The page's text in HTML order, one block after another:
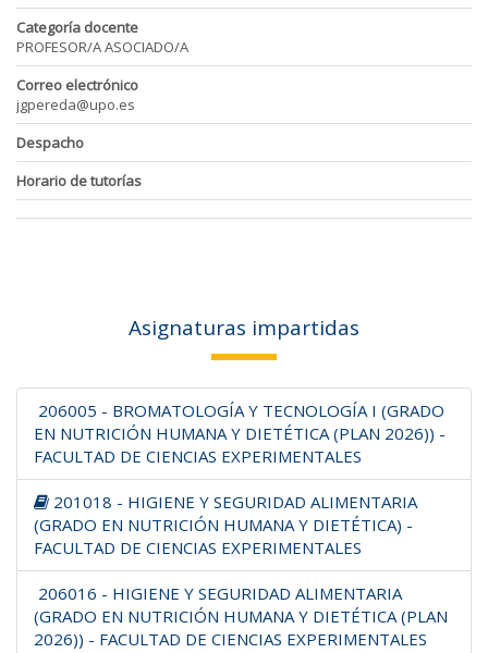
Categoría docente
PROFESOR/A ASOCIADO/A
Correo electrónico
jgpereda@upo.es
Despacho
Horario de tutorías
Asignaturas impartidas
206005 - BROMATOLOGÍA Y TECNOLOGÍA I (GRADO
EN NUTRICIÓN HUMANA Y DIETÉTICA (PLAN 2026)) -
FACULTAD DE CIENCIAS EXPERIMENTALES
201018 - HIGIENE Y SEGURIDAD ALIMENTARIA
(GRADO EN NUTRICIÓN HUMANA Y DIETÉTICA) -
FACULTAD DE CIENCIAS EXPERIMENTALES
206016 - HIGIENE Y SEGURIDAD ALIMENTARIA
(GRADO EN NUTRICIÓN HUMANA Y DIETÉTICA (PLAN
2026)) - FACULTAD DE CIENCIAS EXPERIMENTALES